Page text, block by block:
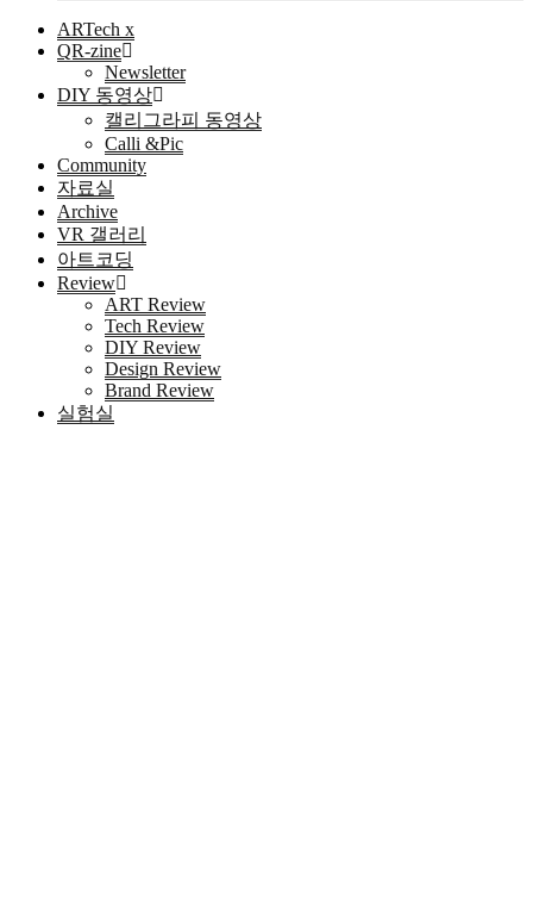
ARTech x
QR-zine
Newsletter
DIY 동영상
캘리그라피 동영상
Calli &Pic
Community
자료실
Archive
VR 갤러리
아트코딩
Review
ART Review
Tech Review
DIY Review
Design Review
Brand Review
실험실